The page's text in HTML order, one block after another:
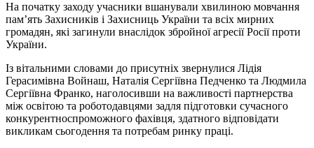
На початку заходу учасники вшанували хвилиною мовчання
пам’ять Захисників і Захисниць України та всіх мирних
громадян, які загинули внаслідок збройної агресії Росії проти
України.
Із вітальними словами до присутніх звернулися Лідія
Герасимівна Войнаш, Наталія Сергіївна Педченко та Людмила
Сергіївна Франко, наголосивши на важливості партнерства
між освітою та роботодавцями задля підготовки сучасного
конкурентноспроможного фахівця, здатного відповідати
викликам сьогодення та потребам ринку праці.